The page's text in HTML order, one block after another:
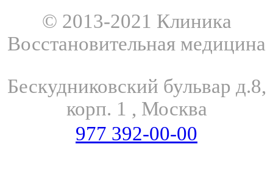
© 2013-2021 Клиника
Восстановительная медицина
Бескудниковский бульвар д.8,
корп. 1 , Москва
977 392-00-00